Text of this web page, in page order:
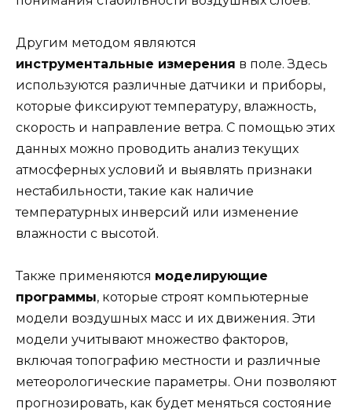
Другим методом являются
инструментальные измерения в поле. Здесь
используются различные датчики и приборы,
которые фиксируют температуру, влажность,
скорость и направление ветра. С помощью этих
данных можно проводить анализ текущих
атмосферных условий и выявлять признаки
нестабильности, такие как наличие
температурных инверсий или изменение
влажности с высотой.
Также применяются моделирующие
программы, которые строят компьютерные
модели воздушных масс и их движения. Эти
модели учитывают множество факторов,
включая топографию местности и различные
метеорологические параметры. Они позволяют
прогнозировать, как будет меняться состояние